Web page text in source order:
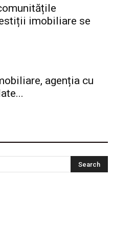
imobiliare se
agenția cu